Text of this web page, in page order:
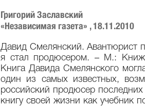
Григорий Заславский
«Независимая газета» , 18.11.2010
Давид Смелянский. Авантюрист
я стал продюсером. – М.:
Книга Давида Смелянского
один из самых известных,
российский продюсер
книгу своей жизни как учебник